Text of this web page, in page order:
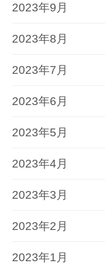
2023年9月
2023年8月
2023年7月
2023年6月
2023年5月
2023年4月
2023年3月
2023年2月
2023年1月